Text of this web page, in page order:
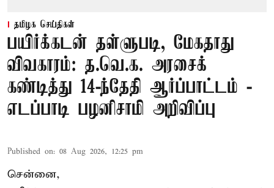
தமிழக செய்திகள்
பயிர்க்கடன் தள்ளுபடி, மேகதாது
விவகாரம்: த.வெ.க. அரசைக்
கண்டித்து 14-ந்தேதி ஆர்ப்பாட்டம் -
எடப்பாடி பழனிசாமி அறிவிப்பு
Published on: 08 Aug 2026, 12:25 pm
சென்னை,